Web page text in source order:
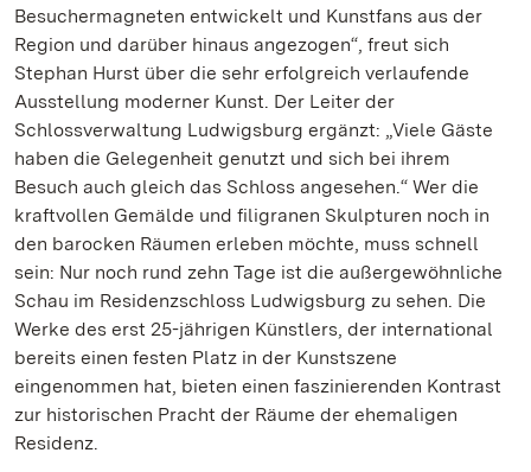
Besuchermagneten entwickelt und Kunstfans aus der
Region und darüber hinaus angezogen“, freut sich
Stephan Hurst über die sehr erfolgreich verlaufende
Ausstellung moderner Kunst. Der Leiter der
Schlossverwaltung Ludwigsburg ergänzt: „Viele Gäste
haben die Gelegenheit genutzt und sich bei ihrem
Besuch auch gleich das Schloss angesehen.“ Wer die
kraftvollen Gemälde und filigranen Skulpturen noch in
den barocken Räumen erleben möchte, muss schnell
sein: Nur noch rund zehn Tage ist die außergewöhnliche
Schau im Residenzschloss Ludwigsburg zu sehen. Die
Werke des erst 25-jährigen Künstlers, der international
bereits einen festen Platz in der Kunstszene
eingenommen hat, bieten einen faszinierenden Kontrast
zur historischen Pracht der Räume der ehemaligen
Residenz.